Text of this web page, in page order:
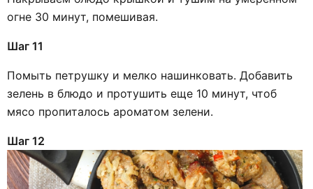
огне 30 минут, помешивая.
Шаг 11
Помыть петрушку и мелко нашинковать. Добавить
зелень в блюдо и протушить еще 10 минут, чтоб
мясо пропиталось ароматом зелени.
Шаг 12